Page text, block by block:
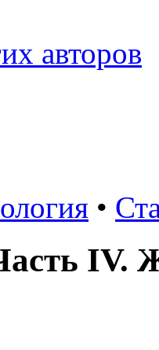
авторов
•
IV.